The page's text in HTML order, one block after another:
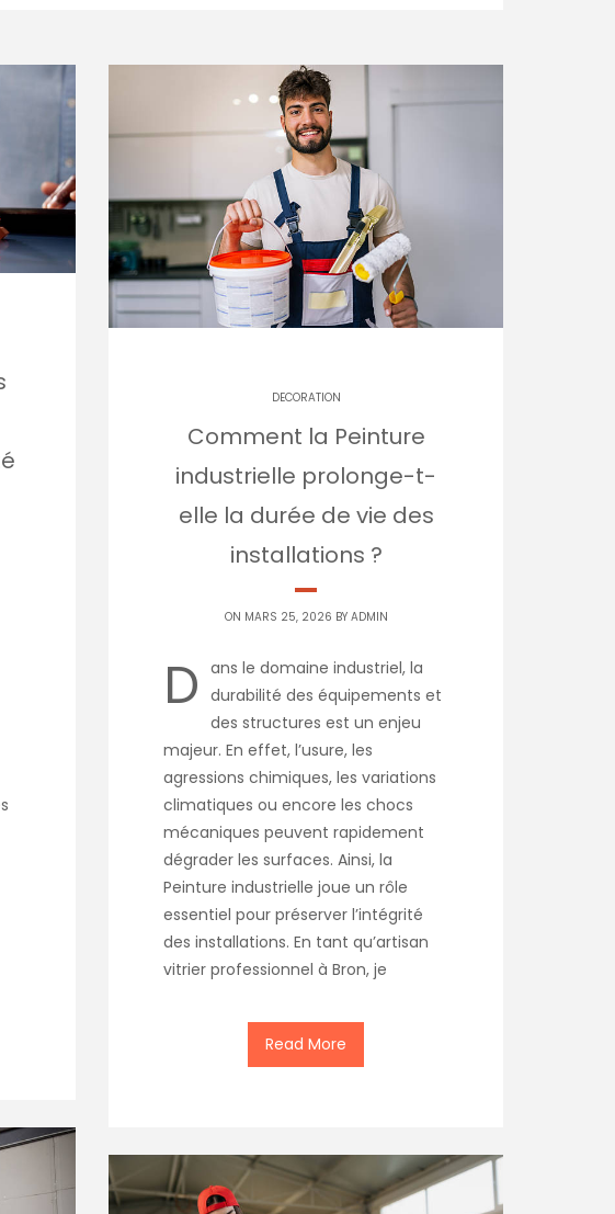
DECORATION
Comment la Peinture
industrielle prolonge-t-
elle la durée de vie des
installations ?
ON MARS 25, 2026 BY ADMIN
D ans le domaine industriel, la
durabilité des équipements et
des structures est un enjeu
majeur. En effet, l’usure, les
agressions chimiques, les variations
climatiques ou encore les chocs
mécaniques peuvent rapidement
dégrader les surfaces. Ainsi, la
Peinture industrielle joue un rôle
essentiel pour préserver l’intégrité
des installations. En tant qu’artisan
vitrier professionnel à Bron, je
Read More